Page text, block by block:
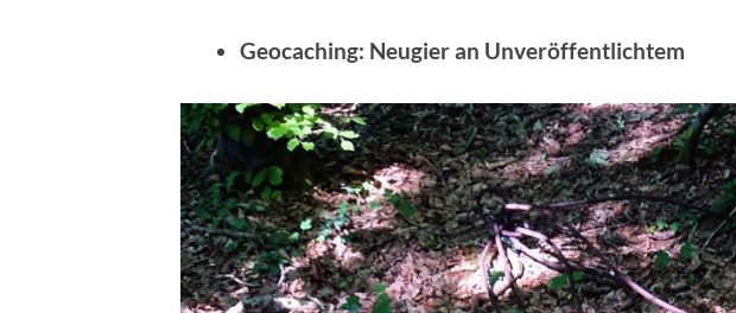
Geocaching: Neugier an Unveröffentlichtem